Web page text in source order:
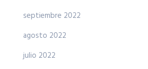
septiembre 2022
agosto 2022
julio 2022